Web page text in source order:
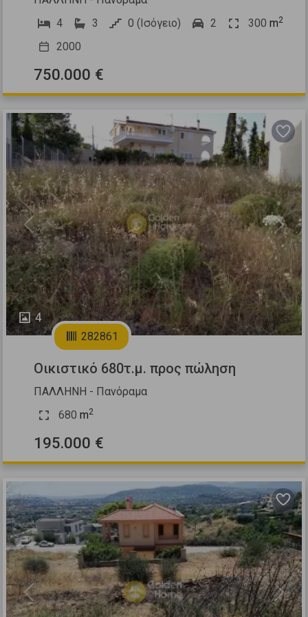
4
3 0 (Ισόγειο) 2 300 m2
2000
750.000 €
4
Previous Next
282861
Οικιστικό 680τ.μ. προς πώληση
ΠΑΛΛΗΝΗ - Πανόραμα
680 m2
195.000 €
Previous Next